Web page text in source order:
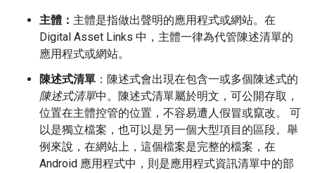
主體： 主體是指做出聲明的應用程式或網站。在
Digital Asset Links 中，主體一律為代管陳述清單的
應用程式或網站。
陳述式清單 ：陳述式會出現在包含一或多個陳述式的
陳述式清單中。陳述式清單屬於明文，可公開存取，
位置在主體控管的位置，不容易遭人假冒或竄改。 可
以是獨立檔案，也可以是另一個大型項目的區段。舉
例來說，在網站上，這個檔案是完整的檔案，在
Android 應用程式中，則是應用程式資訊清單中的部